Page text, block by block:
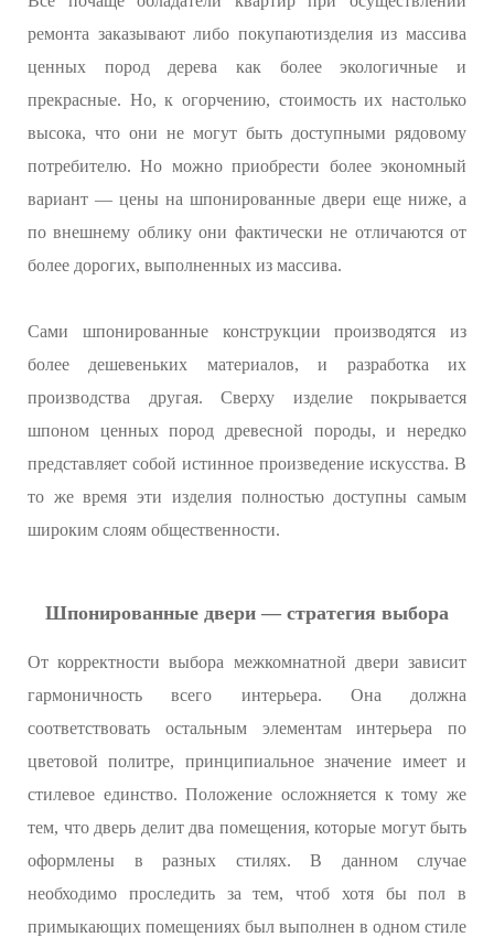
ремонта заказывают либо покупаютизделия из массива
ценных пород дерева как более экологичные и
прекрасные. Но, к огорчению, стоимость их настолько
высока, что они не могут быть доступными рядовому
потребителю. Но можно приобрести более экономный
вариант — цены на шпонированные двери еще ниже, а
по внешнему облику они фактически не отличаются от
более дорогих, выполненных из массива.
Сами шпонированные конструкции производятся из
более дешевеньких материалов, и разработка их
производства другая. Сверху изделие покрывается
шпоном ценных пород древесной породы, и нередко
представляет собой истинное произведение искусства. В
то же время эти изделия полностью доступны самым
широким слоям общественности.
Шпонированные двери — стратегия выбора
От корректности выбора межкомнатной двери зависит
гармоничность всего интерьера. Она должна
соответствовать остальным элементам интерьера по
цветовой политре, принципиальное значение имеет и
стилевое единство. Положение осложняется к тому же
тем, что дверь делит два помещения, которые могут быть
оформлены в разных стилях. В данном случае
необходимо проследить за тем, чтоб хотя бы пол в
примыкающих помещениях был выполнен в одном стиле